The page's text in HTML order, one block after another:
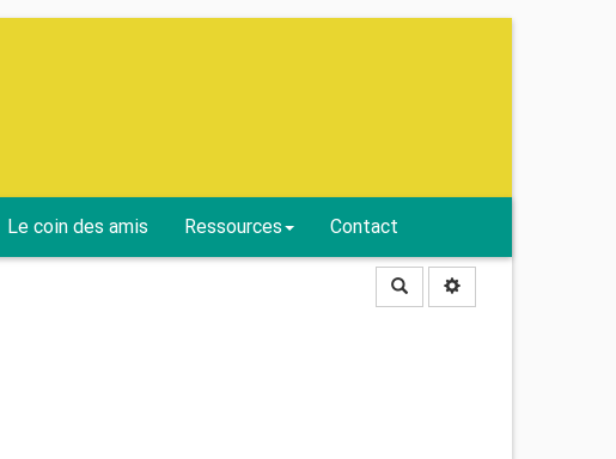
Le coin des amis Ressources Contact
Rechercher